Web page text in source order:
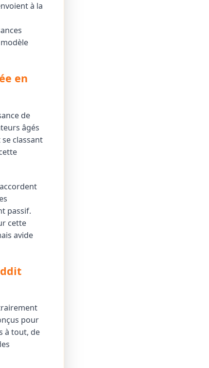
à la
en
de
âgés
classant
passif.
cette
avide
pour
à tout, de